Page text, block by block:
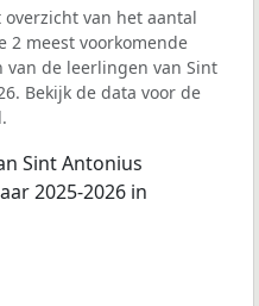
van het aantal
2 meest voorkomende
van de leerlingen van Sint
Bekijk de data voor de
Sint Antonius
2025-2026 in